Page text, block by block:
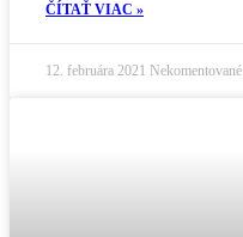
ČÍTAŤ VIAC »
12. februára 2021 Nekomentované